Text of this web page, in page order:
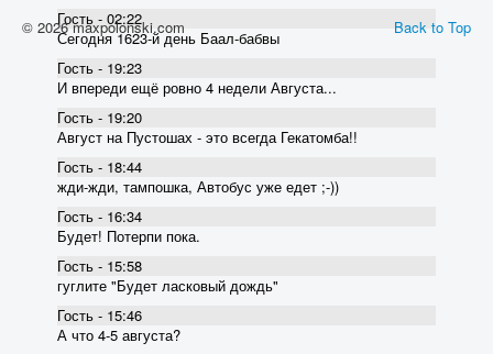
Гость - 02:22
Сегодня 1623-й день Баал-бабвы
Гость - 19:23
И впереди ещё ровно 4 недели Августа...
Гость - 19:20
Август на Пустошах - это всегда Гекатомба!!
Гость - 18:44
жди-жди, тампошка, Автобус уже едет ;-))
Гость - 16:34
Будет! Потерпи пока.
Гость - 15:58
гуглите "Будет ласковый дождь"
Гость - 15:46
А что 4-5 августа?
Back to Top
© 2026 maxpolonski.com